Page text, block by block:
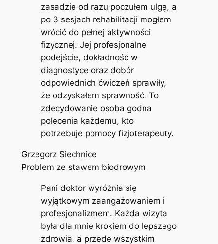
zasadzie od razu poczułem ulgę, a
po 3 sesjach rehabilitacji mogłem
wrócić do pełnej aktywności
fizycznej. Jej profesjonalne
podejście, dokładność w
diagnostyce oraz dobór
odpowiednich ćwiczeń sprawiły,
że odzyskałem sprawność. To
zdecydowanie osoba godna
polecenia każdemu, kto
potrzebuje pomocy fizjoterapeuty.
Grzegorz Siechnice
Problem ze stawem biodrowym
Pani doktor wyróżnia się
wyjątkowym zaangażowaniem i
profesjonalizmem. Każda wizyta
była dla mnie krokiem do lepszego
zdrowia, a przede wszystkim